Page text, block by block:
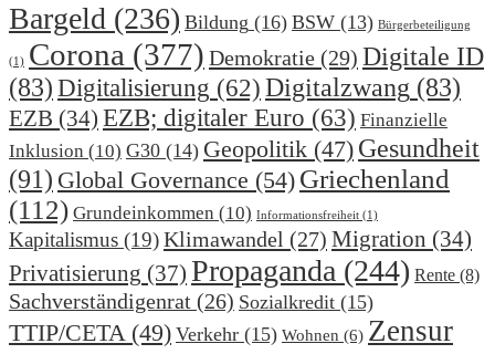
Bargeld (236) Bildung (16) BSW (13) Bürgerbeteiligung
(1) Corona (377) Demokratie (29) Digitale ID
(83) Digitalisierung (62) Digitalzwang (83)
EZB (34) EZB; digitaler Euro (63) Finanzielle
Inklusion (10) G30 (14) Geopolitik (47) Gesundheit
(91) Global Governance (54) Griechenland
(112) Grundeinkommen (10) Informationsfreiheit (1)
Kapitalismus (19)Klimawandel (27) Migration (34)
Privatisierung (37) Propaganda (244) Rente (8)
Sachverständigenrat (26) Sozialkredit (15)
TTIP/CETA(49) Verkehr (15) Wohnen (6) Zensur